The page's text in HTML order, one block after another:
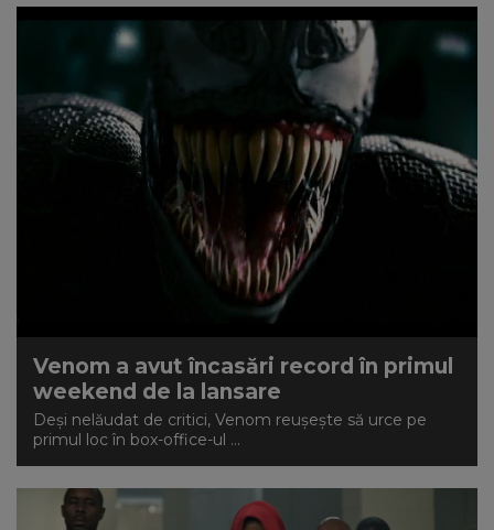
Venom a avut încasări record în primul
weekend de la lansare
Deși nelăudat de critici, Venom reușește să urce pe
primul loc în box-office-ul ...